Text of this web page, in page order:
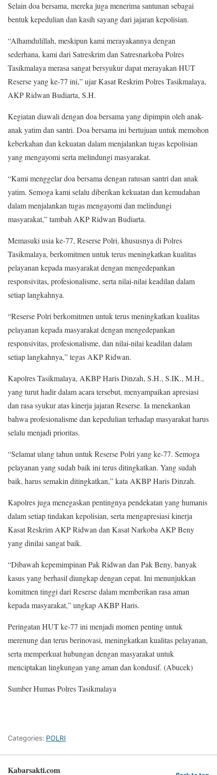
Selain doa bersama, mereka juga menerima santunan sebagai
bentuk kepedulian dan kasih sayang dari jajaran kepolisian.
“Alhamdulillah, meskipun kami merayakannya dengan
sederhana, kami dari Satreskrim dan Satresnarkoba Polres
Tasikmalaya merasa sangat bersyukur dapat merayakan HUT
Reserse yang ke-77 ini,” ujar Kasat Reskrim Polres Tasikmalaya,
AKP Ridwan Budiarta, S.H.
Kegiatan diawali dengan doa bersama yang dipimpin oleh anak-
anak yatim dan santri. Doa bersama ini bertujuan untuk memohon
keberkahan dan kekuatan dalam menjalankan tugas kepolisian
yang mengayomi serta melindungi masyarakat.
“Kami menggelar doa bersama dengan ratusan santri dan anak
yatim. Semoga kami selalu diberikan kekuatan dan kemudahan
dalam menjalankan tugas mengayomi dan melindungi
masyarakat,” tambah AKP Ridwan Budiarta.
Memasuki usia ke-77, Reserse Polri, khususnya di Polres
Tasikmalaya, berkomitmen untuk terus meningkatkan kualitas
pelayanan kepada masyarakat dengan mengedepankan
responsivitas, profesionalisme, serta nilai-nilai keadilan dalam
setiap langkahnya.
“Reserse Polri berkomitmen untuk terus meningkatkan kualitas
pelayanan kepada masyarakat dengan mengedepankan
responsivitas, profesionalisme, dan nilai-nilai keadilan dalam
setiap langkahnya,” tegas AKP Ridwan.
Kapolres Tasikmalaya, AKBP Haris Dinzah, S.H., S.IK., M.H.,
yang turut hadir dalam acara tersebut, menyampaikan apresiasi
dan rasa syukur atas kinerja jajaran Reserse. Ia menekankan
bahwa profesionalisme dan kepedulian terhadap masyarakat harus
selalu menjadi prioritas.
“Selamat ulang tahun untuk Reserse Polri yang ke-77. Semoga
pelayanan yang sudah baik ini terus ditingkatkan. Yang sudah
baik, harus semakin ditingkatkan,” kata AKBP Haris Dinzah.
Kapolres juga menegaskan pentingnya pendekatan yang humanis
dalam setiap tindakan kepolisian, serta mengapresiasi kinerja
Kasat Reskrim AKP Ridwan dan Kasat Narkoba AKP Beny
yang dinilai sangat baik.
“Dibawah kepemimpinan Pak Ridwan dan Pak Beny, banyak
kasus yang berhasil diungkap dengan cepat. Ini menunjukkan
komitmen tinggi dari Reserse dalam memberikan rasa aman
kepada masyarakat,” ungkap AKBP Haris.
Peringatan HUT ke-77 ini menjadi momen penting untuk
merenung dan terus berinovasi, meningkatkan kualitas pelayanan,
serta memperkuat hubungan dengan masyarakat untuk
menciptakan lingkungan yang aman dan kondusif. (Abucek)
Sumber Humas Polres Tasikmalaya
Categories: POLRI
Kabarsakti.com